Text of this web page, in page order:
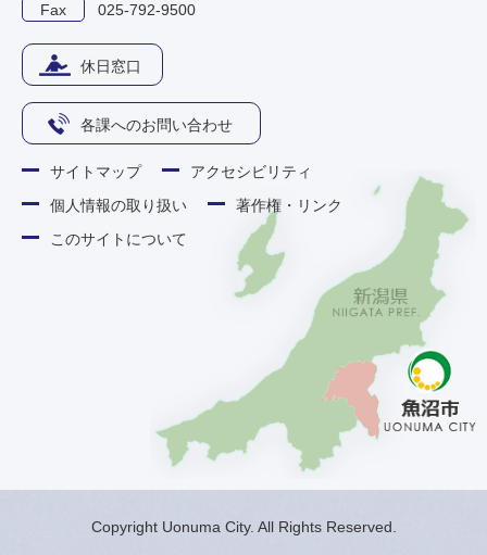
Fax 025-792-9500
休日窓口
各課へのお問い合わせ
サイトマップ
アクセシビリティ
個人情報の取り扱い
著作権・リンク
このサイトについて
Copyright Uonuma City. All Rights Reserved.